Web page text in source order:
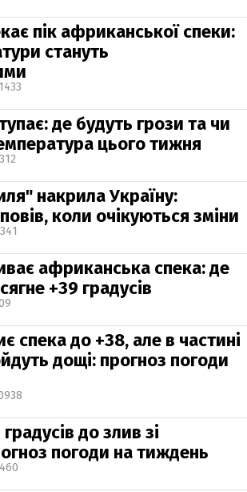
пік африканської спеки:
стануть
де будуть грози та чи
цього тижня
накрила Україну:
коли очікуються зміни
африканська спека: де
+39 градусів
спека до +38, але в частині
дощі: прогноз погоди
до злив зі
погоди на тиждень